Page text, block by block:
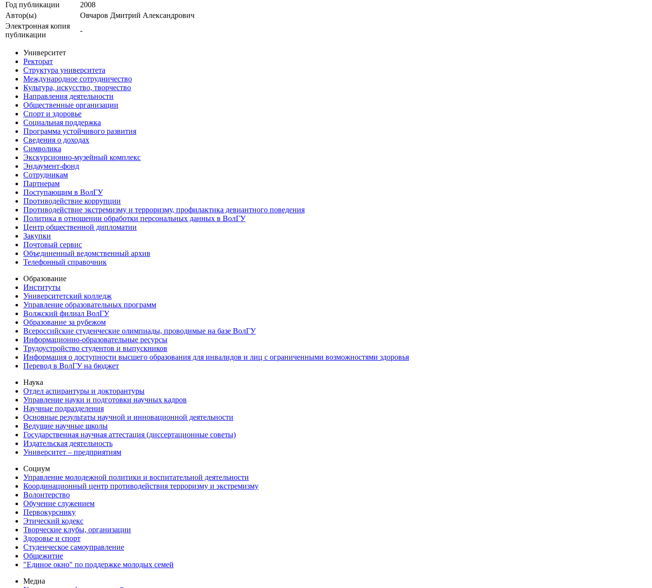
Год публикации
2008
Автор(ы)
Овчаров Дмитрий Александрович
Электронная копия
публикации
-
Университет
Ректорат
Структура университета
Международное сотрудничество
Культура, искусство, творчество
Направления деятельности
Общественные организации
Спорт и здоровье
Социальная поддержка
Программа устойчивого развития
Сведения о доходах
Символика
Экскурсионно-музейный комплекс
Эндаумент-фонд
Сотрудникам
Партнерам
Поступающим в ВолГУ
Противодействие коррупции
Противодействие экстремизму и терроризму, профилактика девиантного поведения
Политика в отношении обработки персональных данных в ВолГУ
Центр общественной дипломатии
Закупки
Почтовый сервис
Объединенный ведомственный архив
Телефонный справочник
Образование
Институты
Университетский колледж
Управление образовательных программ
Волжский филиал ВолГУ
Образование за рубежом
Всероссийские студенческие олимпиады, проводимые на базе ВолГУ
Информационно-образовательные ресурсы
Трудоустройство студентов и выпускников
Информация о доступности высшего образования для инвалидов и лиц с ограниченными возможностями здоровья
Перевод в ВолГУ на бюджет
Наука
Отдел аспирантуры и докторантуры
Управление науки и подготовки научных кадров
Научные подразделения
Основные результаты научной и инновационной деятельности
Ведущие научные школы
Государственная научная аттестация (диссертационные советы)
Издательская деятельность
Университет – предприятиям
Социум
Управление молодежной политики и воспитательной деятельности
Координационный центр противодействия терроризму и экстремизму
Волонтерство
Обучение служением
Первокурснику
Этический кодекс
Творческие клубы, организации
Здоровье и спорт
Студенческое самоуправление
Общежитие
"Единое окно" по поддержке молодых семей
Медиа